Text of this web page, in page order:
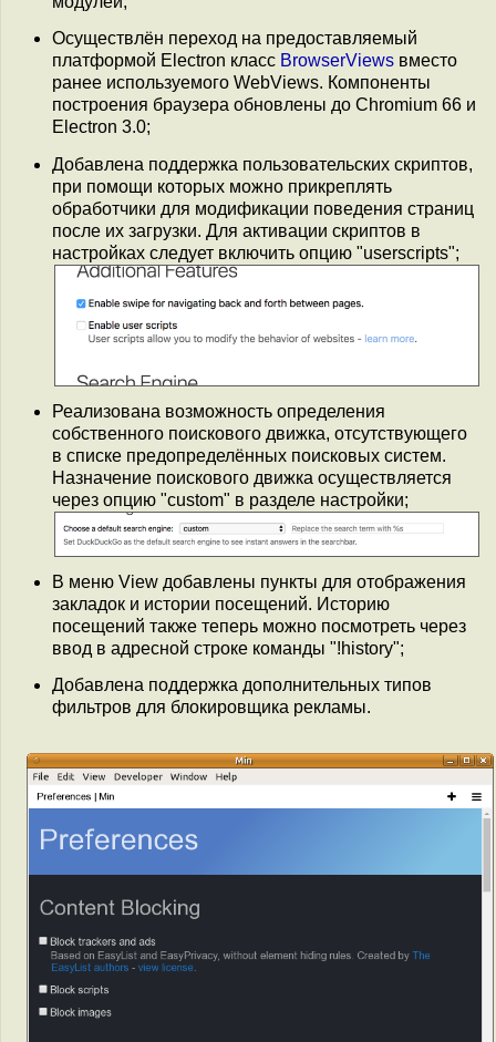
Осуществлён переход на предоставляемый
платформой Electron класс BrowserViews вместо
ранее используемого WebViews. Компоненты
построения браузера обновлены до Chromium 66 и
Electron 3.0;
Добавлена поддержка пользовательских скриптов,
при помощи которых можно прикреплять
обработчики для модификации поведения страниц
после их загрузки. Для активации скриптов в
настройках следует включить опцию "userscripts";
Реализована возможность определения
собственного поискового движка, отсутствующего
в списке предопределённых поисковых систем.
Назначение поискового движка осуществляется
через опцию "custom" в разделе настройки;
В меню View добавлены пункты для отображения
закладок и истории посещений. Историю
посещений также теперь можно посмотреть через
ввод в адресной строке команды "!history";
Добавлена поддержка дополнительных типов
фильтров для блокировщика рекламы.